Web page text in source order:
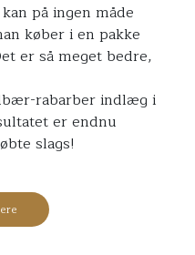
på ingen måde
køber i en pakke
er så meget bedre,
rabarber indlæg i
er endnu
slags!